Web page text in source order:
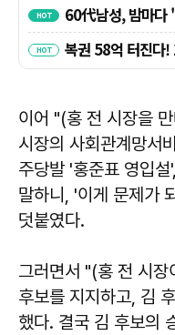
이어 "(홍 전 시장을
시장의 사회관계망서
주당발 '홍준표 영입
말하니, '이게 문제가
덧붙였다.
그러면서 "(홍 전 시장
후보를 지지하고, 김
했다. 결국 김 후보의